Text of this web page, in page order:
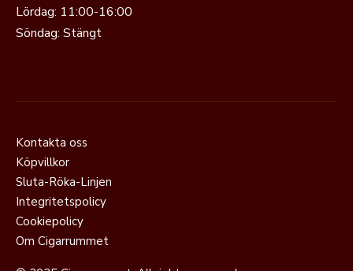
Lördag: 11:00-16:00
Söndag: Stängt
Kontakta oss
Köpvillkor
Sluta-Röka-Linjen
Integritetspolicy
Cookiepolicy
Om Cigarrummet